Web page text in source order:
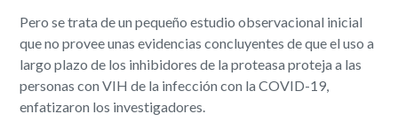
Pero se trata de un pequeño estudio observacional inicial
que no provee unas evidencias concluyentes de que el uso a
largo plazo de los inhibidores de la proteasa proteja a las
personas con VIH de la infección con la COVID-19,
enfatizaron los investigadores.